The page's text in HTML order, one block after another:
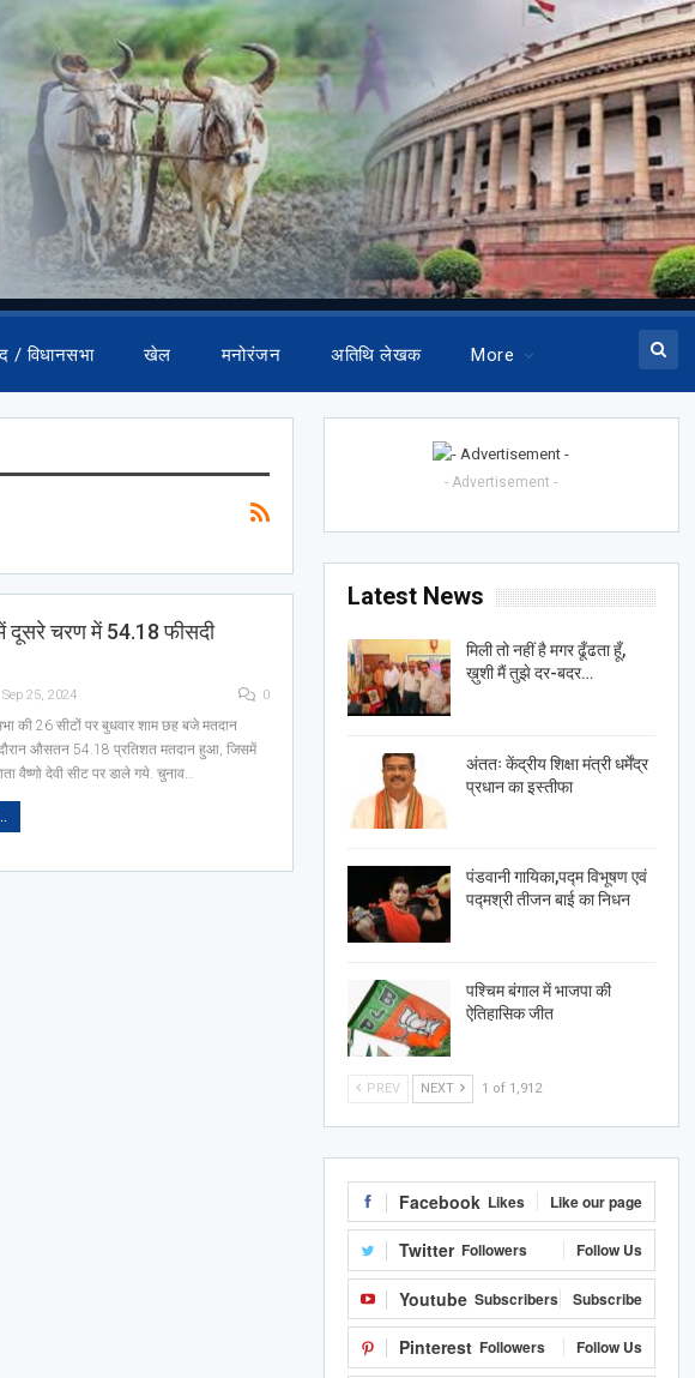
/ विधानसभा खेल मनोरंजन अतिथि लेखक More
दूसरे चरण में 54.18 फीसदी
Sep 25, 2024 0
की 26 सीटों पर बुधवार शाम छह बजे मतदान
दौरान औसतन 54.18 प्रतिशत मतदान हुआ, जिसमें
वैष्णो देवी सीट पर डाले गये. चुनाव…
- Advertisement -
Latest News
मिली तो नहीं है मगर ढूँढता हूँ,
ख़ुशी मैं तुझे दर-बदर…
अंततः केंद्रीय शिक्षा मंत्री धर्मेंद्र
प्रधान का इस्तीफा
पंडवानी गायिका,पद्म विभूषण एवं
पद्मश्री तीजन बाई का निधन
पश्चिम बंगाल में भाजपा की
ऐतिहासिक जीत
PREV NEXT 1 of 1,912
Facebook Likes Like our page
Twitter Followers Follow Us
Youtube Subscribers Subscribe
Pinterest Followers Follow Us